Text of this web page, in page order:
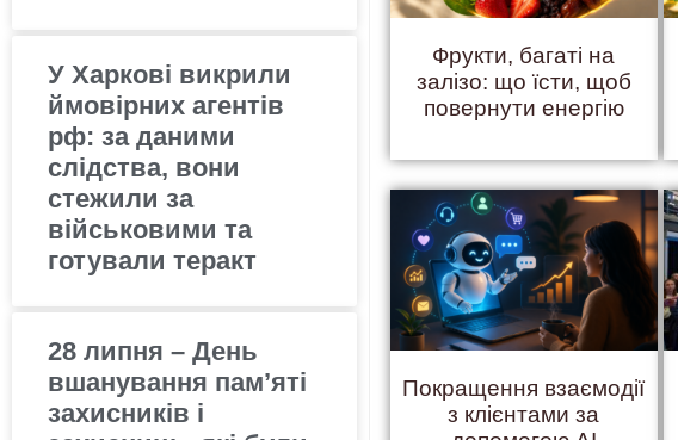
У Харкові викрили
ймовірних агентів
рф: за даними
слідства, вони
стежили за
військовими та
готували теракт
28 липня – День
вшанування пам’яті
захисників і
Фрукти, багаті на
залізо: що їсти, щоб
повернути енергію
Покращення взаємодії
з клієнтами за